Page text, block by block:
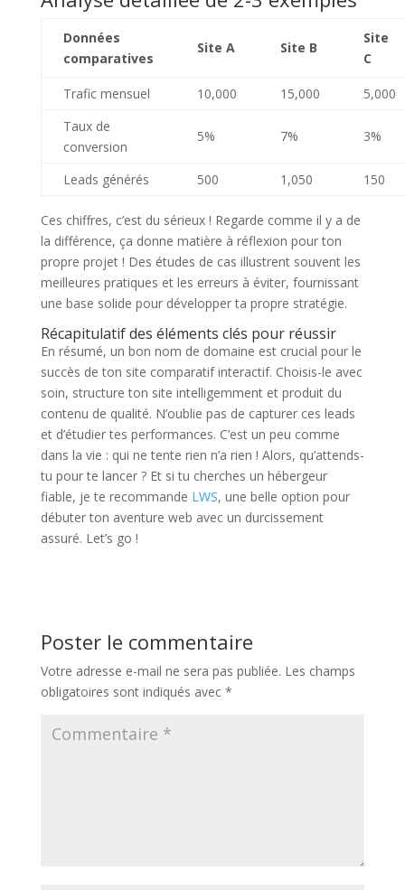
Données
comparatives
Site A Site B
Site
C
Trafic mensuel 10,000 15,000
5,000
Taux de
conversion
5% 7% 3%
Leads générés 500 1,050 150
Ces chiffres, c’est du sérieux ! Regarde comme il y a de
la différence, ça donne matière à réflexion pour ton
propre projet ! Des études de cas illustrent souvent les
meilleures pratiques et les erreurs à éviter, fournissant
une base solide pour développer ta propre stratégie.
Récapitulatif des éléments clés pour réussir
En résumé, un bon nom de domaine est crucial pour le
succès de ton site comparatif interactif. Choisis-le avec
soin, structure ton site intelligemment et produit du
contenu de qualité. N’oublie pas de capturer ces leads
et d’étudier tes performances. C’est un peu comme
dans la vie : qui ne tente rien n’a rien ! Alors, qu’attends-
tu pour te lancer ? Et si tu cherches un hébergeur
fiable, je te recommande LWS, une belle option pour
débuter ton aventure web avec un durcissement
assuré. Let’s go !
Poster le commentaire
Votre adresse e-mail ne sera pas publiée. Les champs
obligatoires sont indiqués avec *